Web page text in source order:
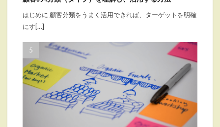
はじめに 顧客分類をうまく活用できれば、ターゲットを明確
にす[…]